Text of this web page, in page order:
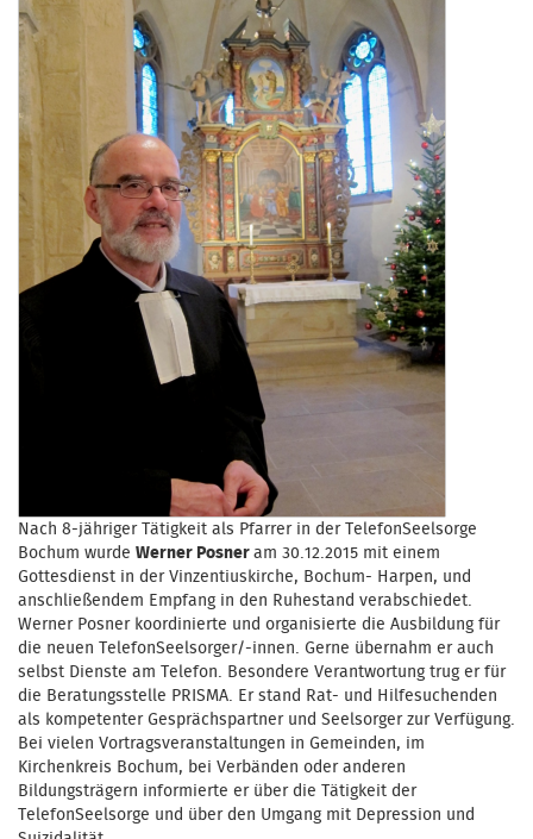
Nach 8-jähriger Tätigkeit als Pfarrer in der TelefonSeelsorge
Bochum wurde Werner Posner am 30.12.2015 mit einem
Gottesdienst in der Vinzentiuskirche, Bochum- Harpen, und
anschließendem Empfang in den Ruhestand verabschiedet.
Werner Posner koordinierte und organisierte die Ausbildung für
die neuen TelefonSeelsorger/-innen. Gerne übernahm er auch
selbst Dienste am Telefon. Besondere Verantwortung trug er für
die Beratungsstelle PRISMA. Er stand Rat- und Hilfesuchenden
als kompetenter Gesprächspartner und Seelsorger zur Verfügung.
Bei vielen Vortragsveranstaltungen in Gemeinden, im
Kirchenkreis Bochum, bei Verbänden oder anderen
Bildungsträgern informierte er über die Tätigkeit der
TelefonSeelsorge und über den Umgang mit Depression und